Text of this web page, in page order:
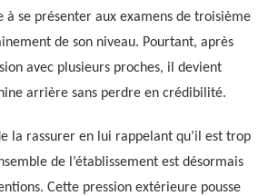
à se présenter aux examens de troisième
de son niveau. Pourtant, après
avec plusieurs proches, il devient
arrière sans perdre en crédibilité.
la rassurer en lui rappelant qu’il est trop
de l’établissement est désormais
Cette pression extérieure pousse